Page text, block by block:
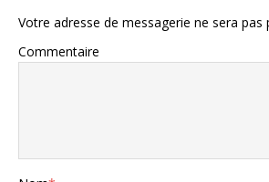
Votre adresse de messagerie ne sera pas
Commentaire